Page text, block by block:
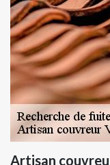
Artisan